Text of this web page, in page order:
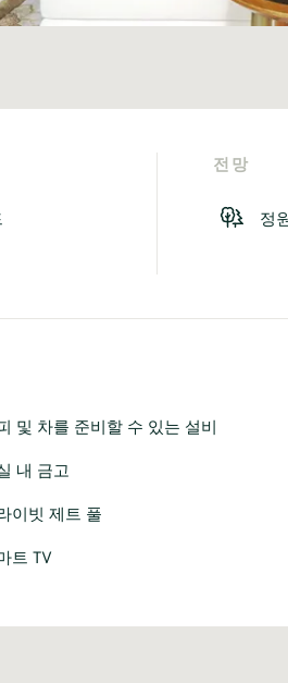
전망
정
및 차를 준비할 수 있는 설비
내 금고
이빗 제트 풀
트 TV